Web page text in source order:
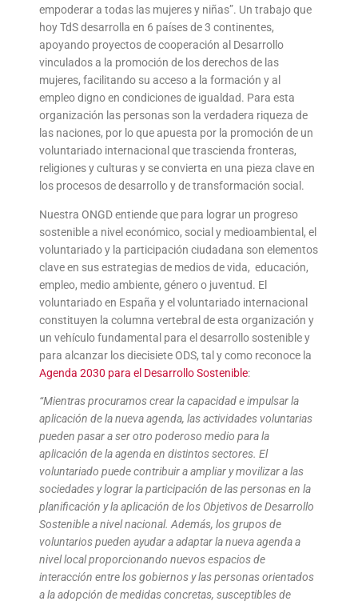
empoderar a todas las mujeres y niñas”. Un trabajo que
hoy TdS desarrolla en 6 países de 3 continentes,
apoyando proyectos de cooperación al Desarrollo
vinculados a la promoción de los derechos de las
mujeres, facilitando su acceso a la formación y al
empleo digno en condiciones de igualdad. Para esta
organización las personas son la verdadera riqueza de
las naciones, por lo que apuesta por la promoción de un
voluntariado internacional que trascienda fronteras,
religiones y culturas y se convierta en una pieza clave en
los procesos de desarrollo y de transformación social.
Nuestra ONGD entiende que para lograr un progreso
sostenible a nivel económico, social y medioambiental, el
voluntariado y la participación ciudadana son elementos
clave en sus estrategias de medios de vida, educación,
empleo, medio ambiente, género o juventud. El
voluntariado en España y el voluntariado internacional
constituyen la columna vertebral de esta organización y
un vehículo fundamental para el desarrollo sostenible y
para alcanzar los diecisiete ODS, tal y como reconoce la
Agenda 2030 para el Desarrollo Sostenible:
“Mientras procuramos crear la capacidad e impulsar la
aplicación de la nueva agenda, las actividades voluntarias
pueden pasar a ser otro poderoso medio para la
aplicación de la agenda en distintos sectores. El
voluntariado puede contribuir a ampliar y movilizar a las
sociedades y lograr la participación de las personas en la
planificación y la aplicación de los Objetivos de Desarrollo
Sostenible a nivel nacional. Además, los grupos de
voluntarios pueden ayudar a adaptar la nueva agenda a
nivel local proporcionando nuevos espacios de
interacción entre los gobiernos y las personas orientados
a la adopción de medidas concretas, susceptibles de